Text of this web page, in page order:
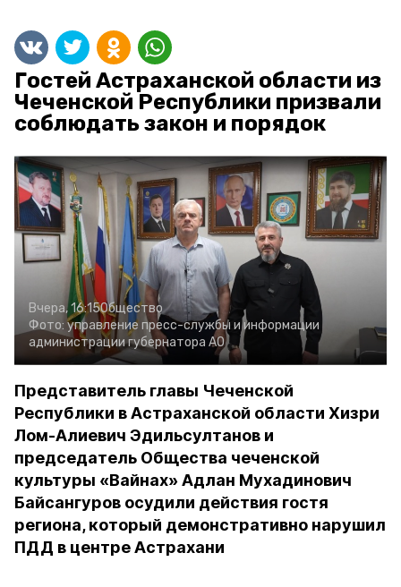
Гостей Астраханской области из
Чеченской Республики призвали
соблюдать закон и порядок
Вчера, 16:15Общество
Фото: управление пресс-службы и информации
администрации губернатора АО
Представитель главы Чеченской
Республики в Астраханской области Хизри
Лом-Алиевич Эдильсултанов и
председатель Общества чеченской
культуры «Вайнах» Адлан Мухадинович
Байсангуров осудили действия гостя
региона, который демонстративно нарушил
ПДД в центре Астрахани